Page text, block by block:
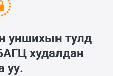
уншихын тулд
худалдан
уу.